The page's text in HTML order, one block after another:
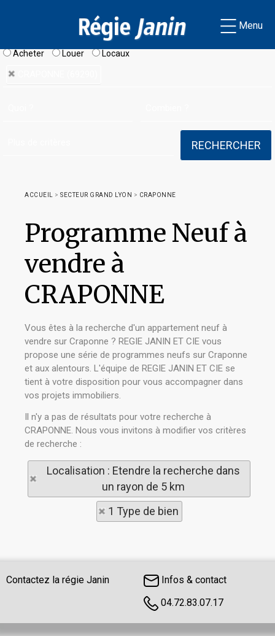
Menu
Acheter Louer Locaux
ACCUEIL > SECTEUR GRAND LYON > CRAPONNE
Programme Neuf à
vendre à
CRAPONNE
Vous êtes à la recherche d'un appartement neuf à
vendre sur Craponne ? REGIE JANIN ET CIE vous
propose une série de programmes neufs sur Craponne
et aux alentours. L'équipe de REGIE JANIN ET CIE se
tient à votre disposition pour vous accompagner dans
vos projets immobiliers.
Il n'y a pas de résultats pour votre recherche à
CRAPONNE. Nous vous invitons à modifier vos critères
de recherche :
Localisation : Etendre la recherche dans
un rayon de 5 km
1 Type de bien
Contactez la régie Janin
Infos & contact
04.72.83.07.17